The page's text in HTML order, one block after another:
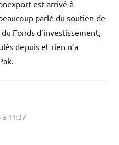
est arrivé à
parlé du soutien de
Fonds d’investissement,
depuis et rien n’a
11:37